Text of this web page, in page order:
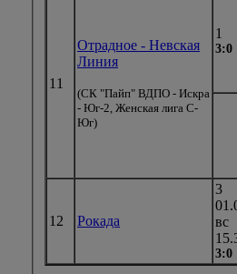
11
Отрадное - Невская
Линия
(СК "Пайп" ВДПО - Искра
- Юг-2, Женская лига С-
Юг)
1
3:0
12 Рокада
3
вс
3:0